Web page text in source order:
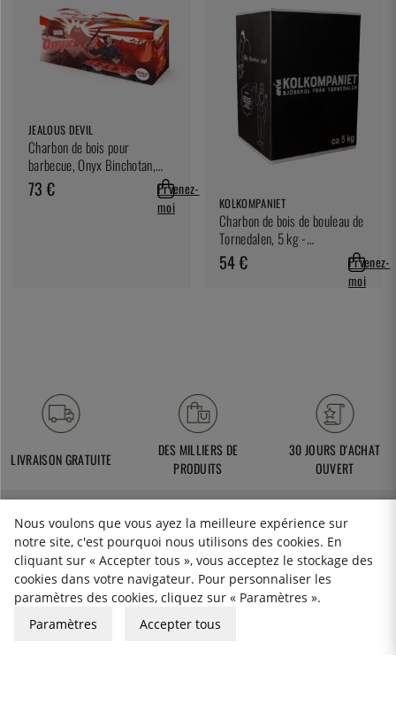
JEALOUS DEVIL
Charbon de bois pour
barbecue, Onyx Binchotan,
9.07kg - Jealous Devil
73 €
Prvenez-
moi
KOLKOMPANIET
Charbon de bois de bouleau de
Tornedalen, 5 kg -
Kolkompaniet
54 €
Prvenez-
moi
LIVRAISON GRATUITE
DES MILLIERS DE
PRODUITS
30 JOURS D'ACHAT
OUVERT
service-client@thekitchenlab.fr
+46 8 410 95 200
Nous voulons que vous ayez la meilleure expérience sur
notre site, c'est pourquoi nous utilisons des cookies. En
cliquant sur « Accepter tous », vous acceptez le stockage des
cookies dans votre navigateur. Pour personnaliser les
paramètres des cookies, cliquez sur « Paramètres ».
Paramètres
Accepter tous